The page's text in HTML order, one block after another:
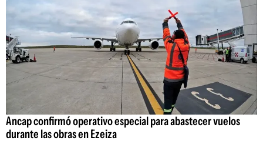
Ancap confirmó operativo especial para abastecer vuelos
durante las obras en Ezeiza